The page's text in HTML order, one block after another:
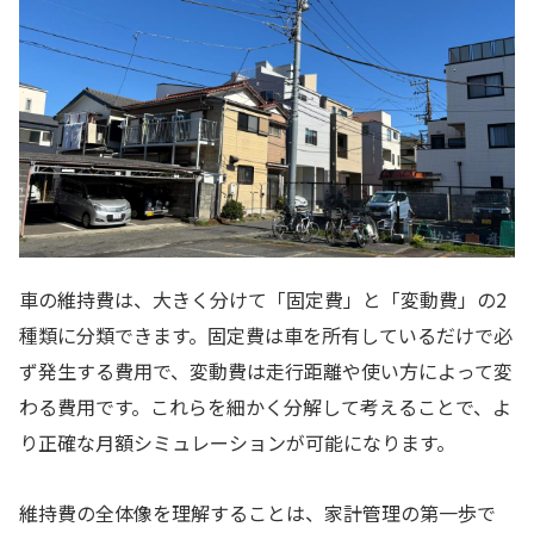
車の維持費は、大きく分けて「固定費」と「変動費」の2
種類に分類できます。固定費は車を所有しているだけで必
ず発生する費用で、変動費は走行距離や使い方によって変
わる費用です。これらを細かく分解して考えることで、よ
り正確な月額シミュレーションが可能になります。
維持費の全体像を理解することは、家計管理の第一歩で